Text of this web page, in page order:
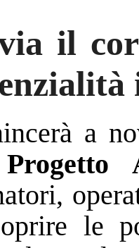
il
a
Progetto
le